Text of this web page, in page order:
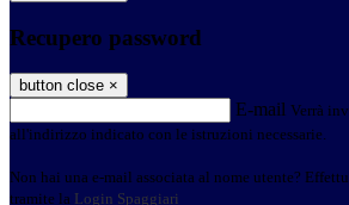
Recupero password
button close ×
E-mail Verrà
all'indirizzo indicato con le istruzioni necessarie.
Non hai una e-mail associata al nome utente?
tramite la Login Spaggiari